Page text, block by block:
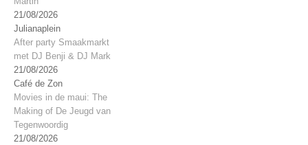
21/08/2026
Julianaplein
After party Smaakmarkt
met DJ Benji & DJ Mark
21/08/2026
Café de Zon
Movies in de maui: The
Making of De Jeugd van
Tegenwoordig
21/08/2026